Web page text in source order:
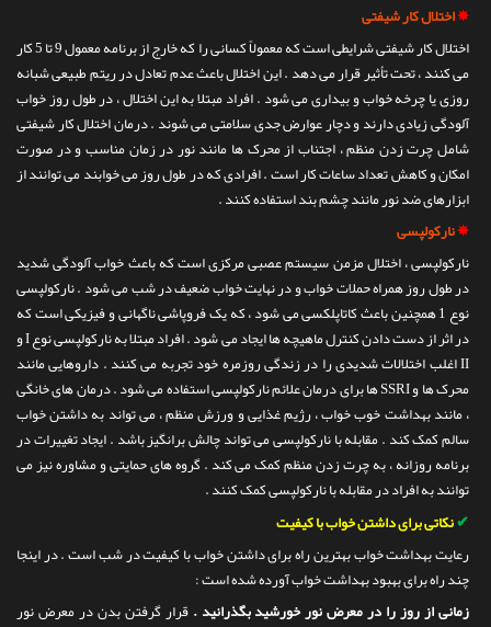
✵اختلال کار شیفتی
اختلال کار شیفتی شرایطی است که معمولاً کسانی را که خارج از برنامه معمول 9 تا 5 کار
می کنند ، تحت تأثیر قرار می دهد . این اختلال باعث عدم تعادل در ریتم طبیعی شبانه
روزی یا چرخه خواب و بیداری می شود . افراد مبتلا به این اختلال ، در طول روز خواب
آلودگی زیادی دارند و دچار عوارض جدی سلامتی می شوند . درمان اختلال کار شیفتی
شامل چرت زدن منظم ، اجتناب از محرک ها مانند نور در زمان مناسب و در صورت
امکان و کاهش تعداد ساعات کار است . افرادی که در طول روز می خوابند می توانند از
ابزارهای ضد نور مانند چشم بند استفاده کنند .
✵نارکولپسی
نارکولپسی ، اختلال مزمن سیستم عصبی مرکزی است که باعث خواب آلودگی شدید
در طول روز همراه حملات خواب و در نهایت خواب ضعیف در شب می شود . نارکولپسی
نوع 1 همچنین باعث کاتاپلکسی می شود ، که یک فروپاشی ناگهانی و فیزیکی است که
در اثر از دست دادن کنترل ماهیچه ها ایجاد می شود . افراد مبتلا به نارکولپسی نوع I و
II اغلب اختلالات شدیدی را در زندگی روزمره خود تجربه می کنند . داروهایی مانند
محرک ها و SSRI ها برای درمان علائم نارکولپسی استفاده می شود . درمان های خانگی
، مانند بهداشت خوب خواب ، رژیم غذایی و ورزش منظم ، می تواند به داشتن خواب
سالم کمک کند . مقابله با نارکولپسی می تواند چالش برانگیز باشد . ایجاد تغییرات در
برنامه روزانه ، به چرت زدن منظم کمک می کند . گروه های حمایتی و مشاوره نیز می
توانند به افراد در مقابله با نارکولپسی کمک کنند .
✔نکاتی برای داشتن خواب با کیفیت
رعایت بهداشت خواب بهترین راه برای داشتن خواب با کیفیت در شب است . در اینجا
چند راه برای بهبود بهداشت خواب آورده شده است :
زمانی از روز را در معرض نور خورشید بگذرانید .قرار گرفتن بدن در معرض نور